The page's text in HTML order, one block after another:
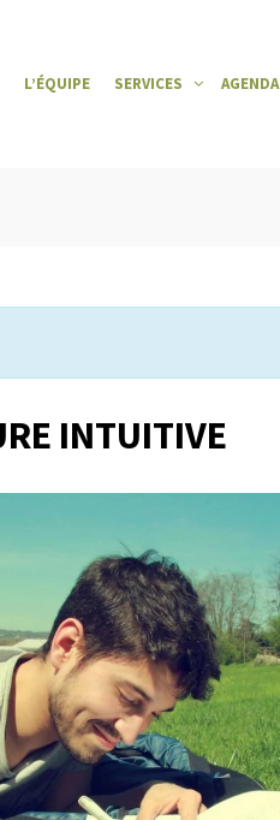
L’ÉQUIPE SERVICES AGENDA
INTUITIVE